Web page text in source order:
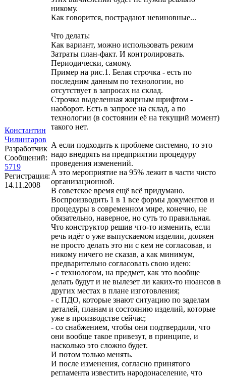
Константин
Чилингаров
Разработчик
Сообщений:
5719
Регистрация:
14.11.2008
никому.
Как говорится, пострадают невиновные...
Что делать:
Как вариант, можно использовать режим
Затраты план-факт. И контролировать.
Периодически, самому.
Пример на рис.1. Белая строчка - есть по
последним данным по технологии, но
отсутствует в запросах на склад.
Строчка выделенная жирным шрифтом -
наоборот. Есть в запросе на склад, а по
технологии (в состоянии её на текущий момент)
такого нет.
А если подходить к проблеме системно, то это
надо внедрять на предприятии процедуру
проведения изменений.
А это мероприятие на 95% лежит в части чисто
организационной.
В советское время ещё всё придумано.
Воспроизводить 1 в 1 все формы документов и
процедуры в современном мире, конечно, не
обязательно, наверное, но суть то правильная.
Что конструктор решив что-то изменить, если
речь идёт о уже выпускаемом изделии, должен
не просто делать это ни с кем не согласовав, и
никому ничего не сказав, а как минимум,
предварительно согласовать свою идею:
- с технологом, на предмет, как это вообще
делать будут и не вылезет ли каких-то нюансов в
других местах в плане изготовления;
- с ПДО, которые знают ситуацию по заделам
деталей, планам и состоянию изделий, которые
уже в производстве сейчас;
- со снабжением, чтобы они подтвердили, что
они вообще такое привезут, в принципе, и
насколько это сложно будет.
И потом только менять.
И после изменения, согласно принятого
регламента известить народонаселение, что